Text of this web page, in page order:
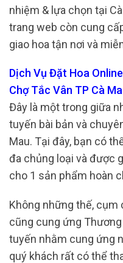
nhiệm & lựa chọn tại
trang web còn cung
giao hoa tận nơi và
Dịch Vụ Đặt Hoa
Chợ Tắc Vân TP Cà
Đây là một trong giữa
tuyến bài bản và
Mau. Tại đây, bạn có
đa chủng loại và được
cho 1 sản phẩm hoàn
Không những thế, cụm
cũng cung ứng
tuyến nhằm cung ứng
quý khách rất có thể